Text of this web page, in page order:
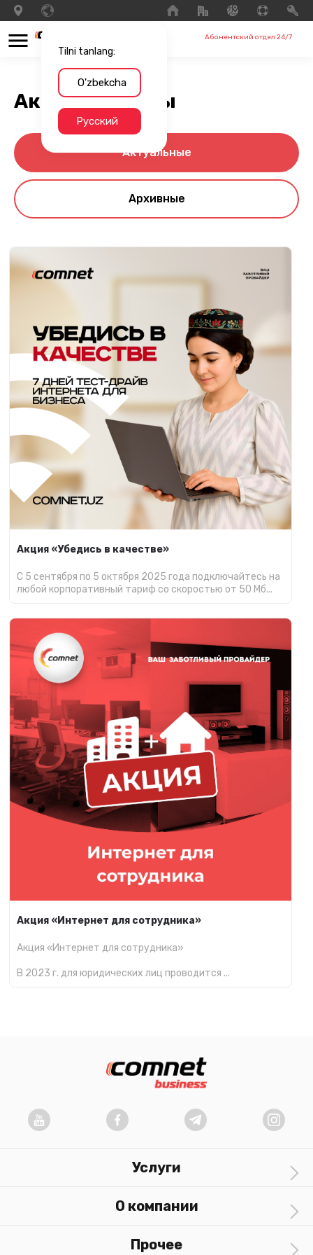
Tilni tanlang:
O'zbekcha
Русский
Абонентский отдел 24/7
Акции и бонусы
Актуальные
Архивные
Акция «Убедись в качестве»
С 5 сентября по 5 октября 2025 года подключайтесь на
любой корпоративный тариф со скоростью от 50 Мб...
Акция «Интернет для сотрудника»
Акция «Интернет для сотрудника»
В 2023 г. для юридических лиц проводится ...
Услуги
О компании
Прочее